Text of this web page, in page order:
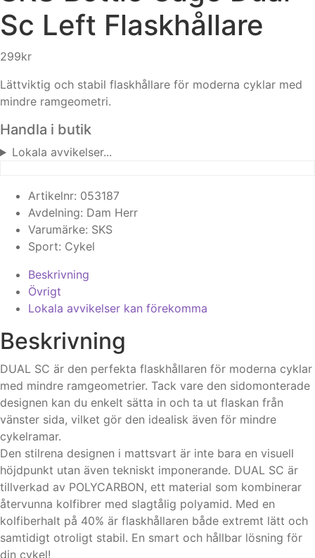
Sc Left Flaskhållare
299kr
Lättviktig och stabil flaskhållare för moderna cyklar med
mindre ramgeometri.
Handla i butik
Lokala avvikelser...
Artikelnr: 053187
Avdelning: Dam Herr
Varumärke: SKS
Sport: Cykel
Beskrivning
Övrigt
Lokala avvikelser kan förekomma
Beskrivning
DUAL SC är den perfekta flaskhållaren för moderna cyklar
med mindre ramgeometrier. Tack vare den sidomonterade
designen kan du enkelt sätta in och ta ut flaskan från
vänster sida, vilket gör den idealisk även för mindre
cykelramar.
Den stilrena designen i mattsvart är inte bara en visuell
höjdpunkt utan även tekniskt imponerande. DUAL SC är
tillverkad av POLYCARBON, ett material som kombinerar
återvunna kolfibrer med slagtålig polyamid. Med en
kolfiberhalt på 40% är flaskhållaren både extremt lätt och
samtidigt otroligt stabil. En smart och hållbar lösning för
din cykel!